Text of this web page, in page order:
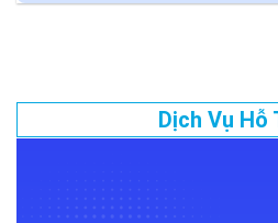
Dịch Vụ Hỗ